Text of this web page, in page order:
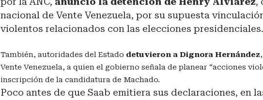
nacional de Vente Venezuela, por su supuesta
violentos relacionados con las elecciones presidenciales.
También, autoridades del Estado detuvieron a Dignora Hernández
Vente Venezuela, a quien el gobierno señala de planear “acciones
inscripción de la candidatura de Machado.
Poco antes de que Saab emitiera sus declaraciones, en